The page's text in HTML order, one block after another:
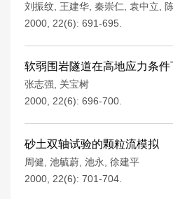
刘振纹 王建华 秦崇仁 袁中立
2000, 22(6): 691-695.
软弱围岩隧道在高地应力条
张志强
关宝树
2000, 22(6): 696-700.
砂土双轴试验的颗粒流模拟
周健 池毓蔚 池永
徐建平
2000, 22(6): 701-704.